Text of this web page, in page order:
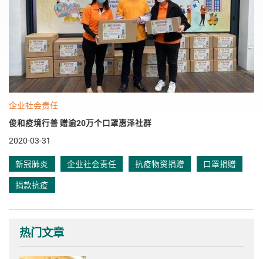
企业社会责任
俊和疫境行善 赠逾20万个口罩惠泽社群
2020-03-31
新冠肺炎 企业社会责任 抗疫物资捐赠
口罩捐赠
捐款抗疫
热门文章